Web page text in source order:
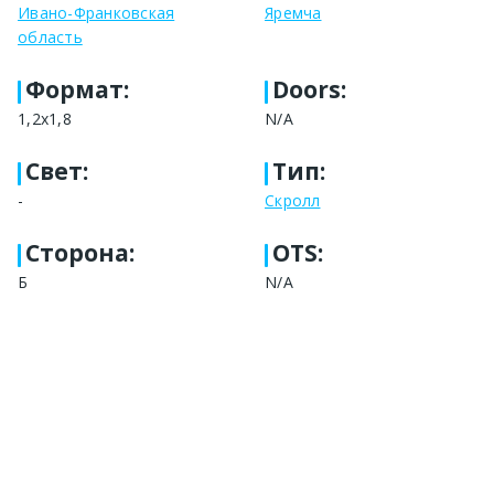
Ивано-Франковская
область
Яремча
Формат:
1,2x1,8
Doors:
N/A
Свет:
-
Тип:
Скролл
Сторона:
Б
OTS:
N/A